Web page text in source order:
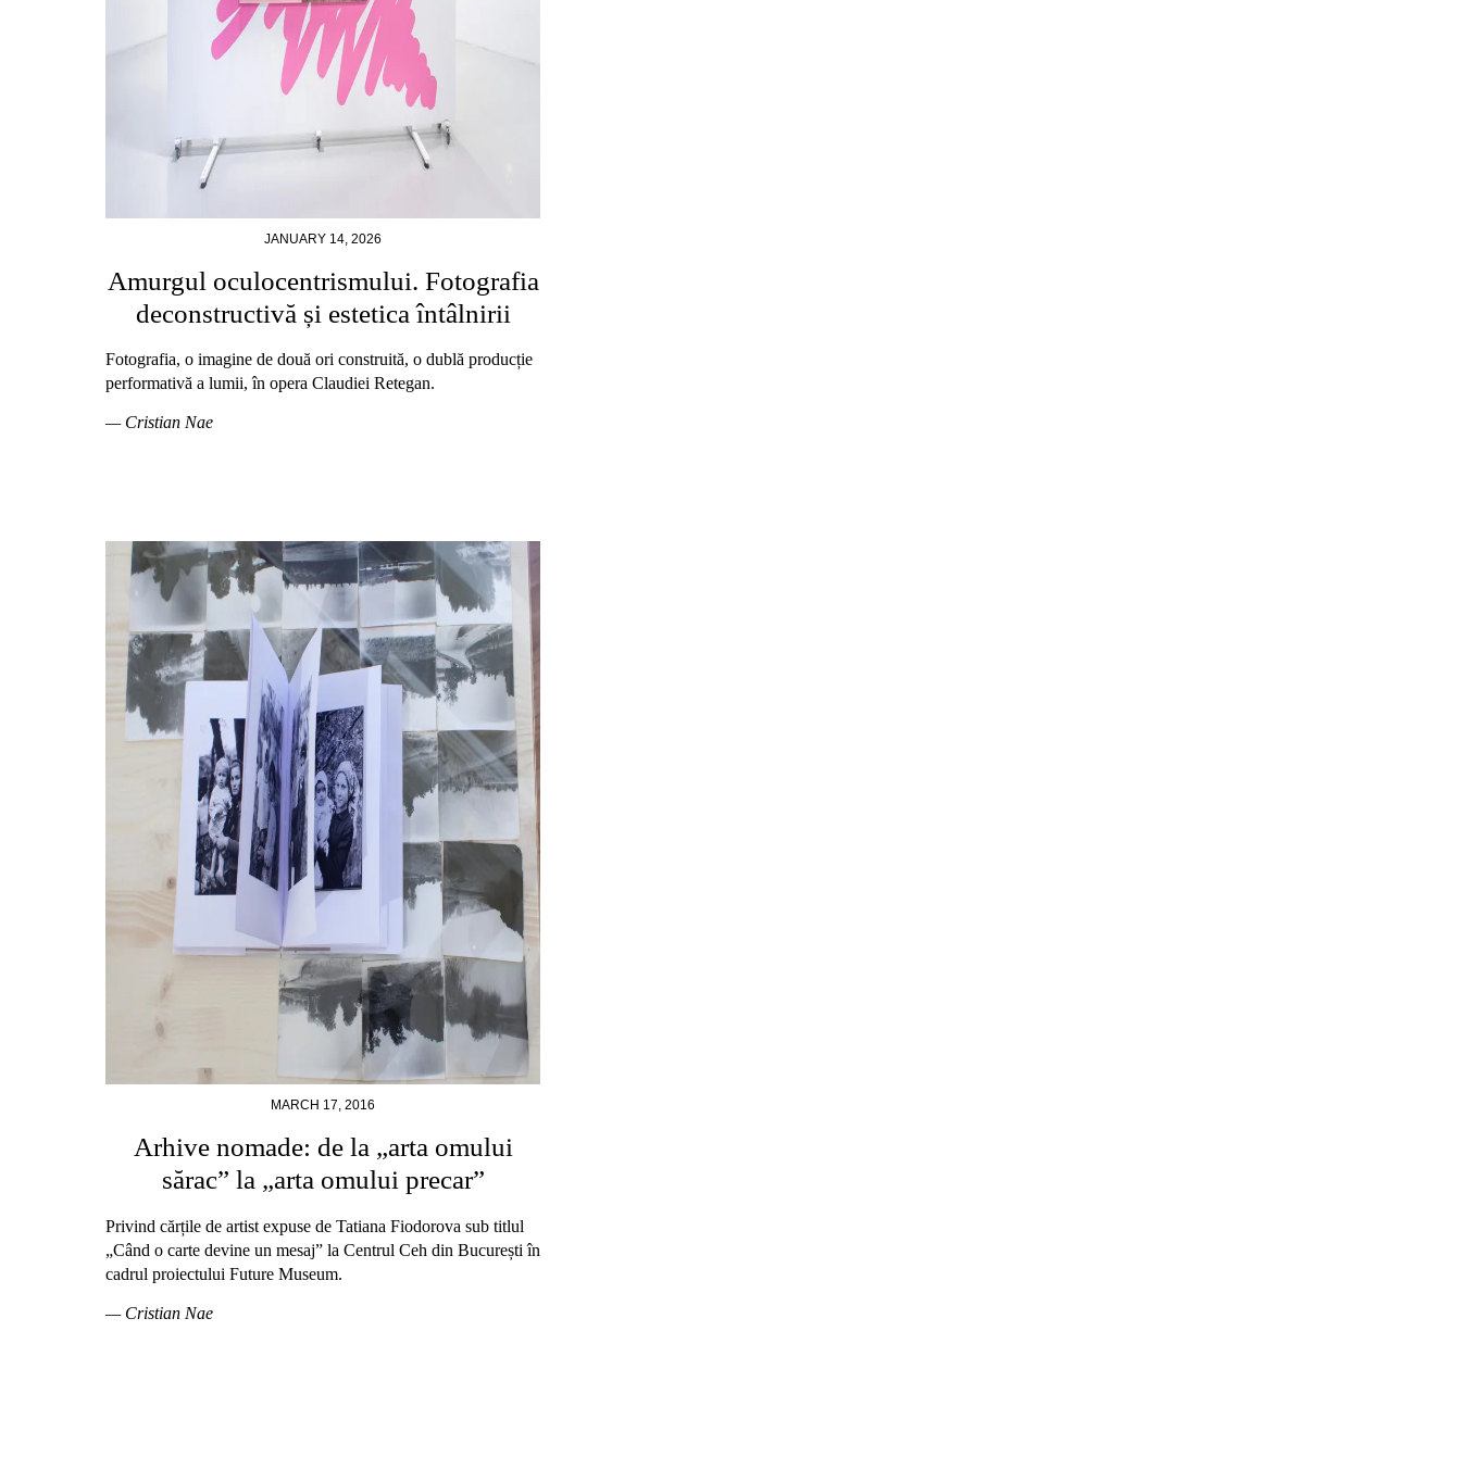
JANUARY 14, 2026
Amurgul oculocentrismului. Fotografia
deconstructivă și estetica întâlnirii
Fotografia, o imagine de două ori construită, o dublă producție
performativă a lumii, în opera Claudiei Retegan.
— Cristian Nae
MARCH 17, 2016
Arhive nomade: de la „arta omului
sărac” la „arta omului precar”
Privind cărțile de artist expuse de Tatiana Fiodorova sub titlul
„Când o carte devine un mesaj” la Centrul Ceh din București în
cadrul proiectului Future Museum.
— Cristian Nae